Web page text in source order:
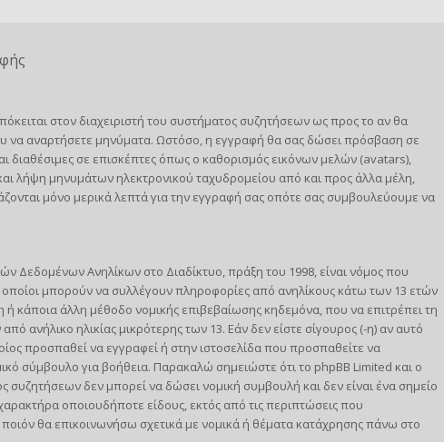
στον διαχειριστή του συστήματος συζητήσεων ως προς το αν θα
να αναρτήσετε μηνύματα. Ωστόσο, η εγγραφή θα σας δώσει πρόσβαση σε
διαθέσιμες σε επισκέπτες όπως ο καθορισμός εικόνων μελών (avatars),
λήψη μηνυμάτων ηλεκτρονικού ταχυδρομείου από και προς άλλα μέλη,
μόνο μερικά λεπτά για την εγγραφή σας οπότε σας συμβουλεύουμε να
Δεδομένων Ανηλίκων στο Διαδίκτυο, πράξη του 1998, είναι νόμος που
οποίοι μπορούν να συλλέγουν πληροφορίες από ανηλίκους κάτω των 13 ετών
ή κάποια άλλη μέθοδο νομικής επιβεβαίωσης κηδεμόνα, που να επιτρέπει τη
ανήλικο ηλικίας μικρότερης των 13. Εάν δεν είστε σίγουρος (-η) αν αυτό
προσπαθεί να εγγραφεί ή στην ιστοσελίδα που προσπαθείτε να
σύμβουλο για βοήθεια. Παρακαλώ σημειώστε ότι το phpBB Limited και ο
συζητήσεων δεν μπορεί να δώσει νομική συμβουλή και δεν είναι ένα σημείο
οποιουδήποτε είδους, εκτός από τις περιπτώσεις που
θα επικοινωνήσω σχετικά με νομικά ή θέματα κατάχρησης πάνω στο